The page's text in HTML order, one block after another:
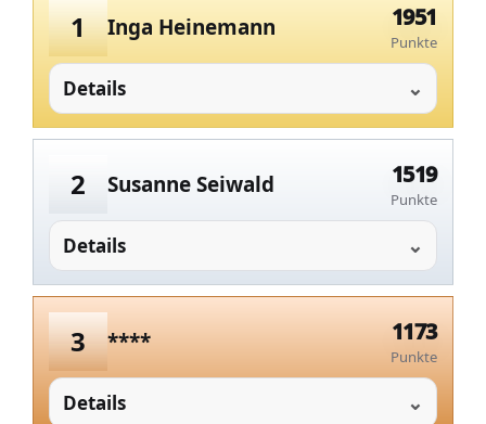
1 Inga Heinemann 1951
Punkte
Details
2 Susanne Seiwald 1519
Punkte
Details
3 **** 1173
Punkte
Details